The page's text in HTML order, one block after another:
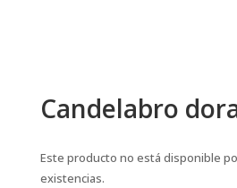
Candelabro
Este producto no está disponible
existencias.